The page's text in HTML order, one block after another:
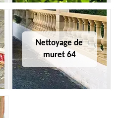
Nettoyage de
muret 64